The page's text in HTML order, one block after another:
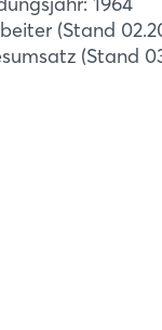
(Stand
(Stand